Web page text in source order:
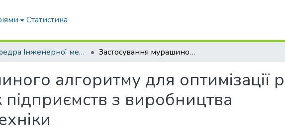
Статистика
Кафедра Інженерної механіки та комп'ютерного проектування Застосування мурашиного алгоритму для оптимізації роботи виробничих ділянок підприємств з виробництва пожежнотехнічної техніки
алгоритму для оптимізації
з виробництва